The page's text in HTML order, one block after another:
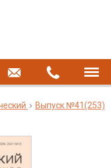
Выпуск №41(253)